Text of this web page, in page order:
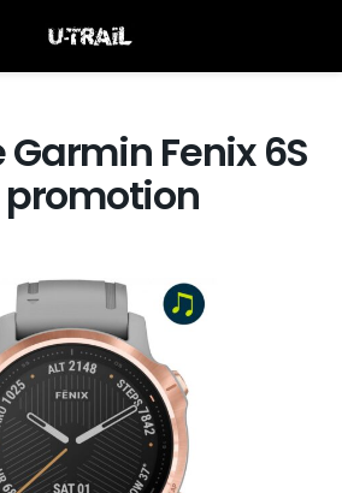
Fenix 6S
promotion